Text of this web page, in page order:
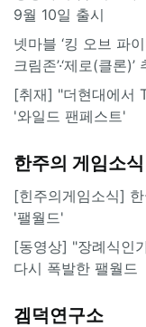
9월 10일 출시
넷마블 ‘킹 오브 파
크림존’·‘제로(클론)’
[취재] "더현대에서
'와일드 팬페스트'
한주의 게임소식
[힌주의게임소식]
'팰월드'
[동영상] "장례식인
다시 폭발한 팰월드
겜덕연구소